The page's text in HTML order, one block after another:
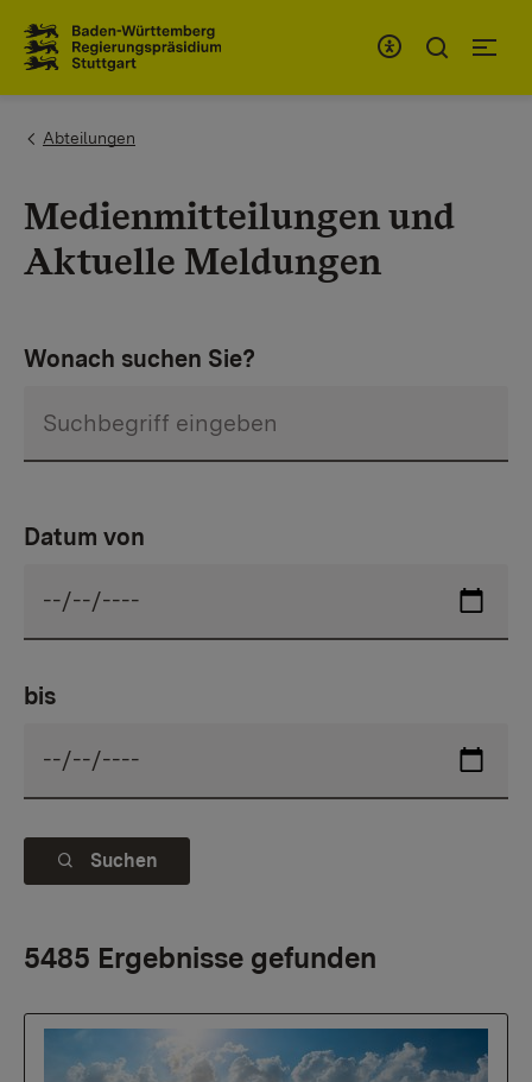
You are here:
Abteilungen
Medienmitteilungen und
Aktuelle Meldungen
Wonach suchen Sie?
Datum von
bis
Suchen
5485 Ergebnisse gefunden